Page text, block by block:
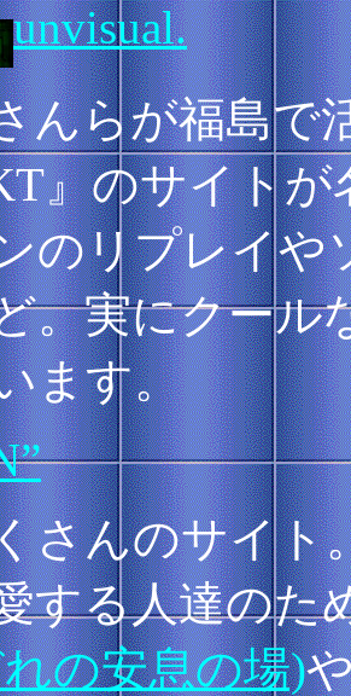
unvisual.
らが福島で
』のサイトが
のリプレイや
。実にクール
ます。
んのサイト
する人達のた
の安息の場)